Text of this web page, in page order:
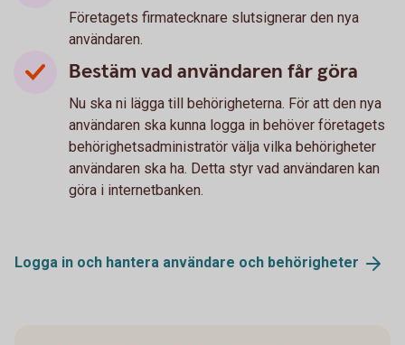
Företagets firmatecknare slutsignerar den nya
användaren.
Bestäm vad användaren får göra
Nu ska ni lägga till behörigheterna. För att den nya
användaren ska kunna logga in behöver företagets
behörighetsadministratör välja vilka behörigheter
användaren ska ha. Detta styr vad användaren kan
göra i internetbanken.
Logga in och hantera användare och behörigheter